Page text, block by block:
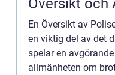
Översikt och
En Översikt av
en viktig del av det
spelar en
allmänheten om